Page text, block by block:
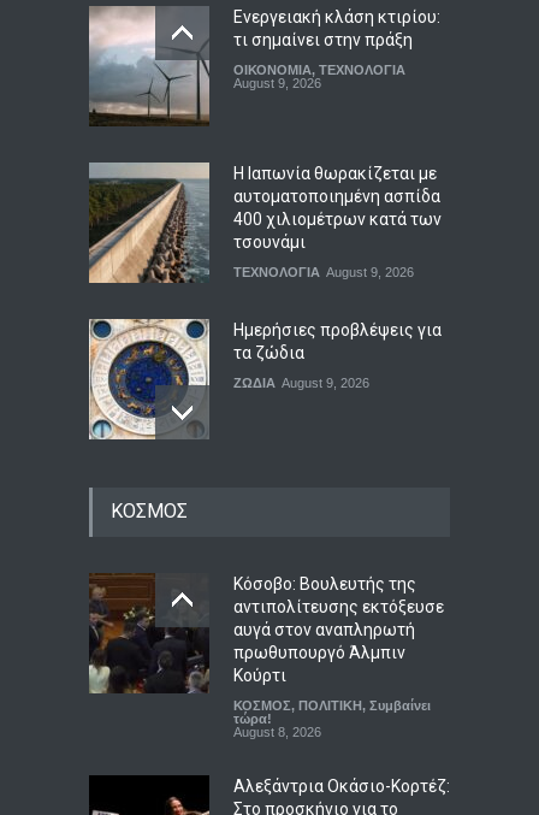
Ενεργειακή κλάση κτιρίου:
τι σημαίνει στην πράξη
ΟΙΚΟΝΟΜΙΑ, ΤΕΧΝΟΛΟΓΙΑ
August 9, 2026
Η Ιαπωνία θωρακίζεται με
αυτοματοποιημένη ασπίδα
400 χιλιομέτρων κατά των
τσουνάμι
ΤΕΧΝΟΛΟΓΙΑ August 9, 2026
Ημερήσιες προβλέψεις για
τα ζώδια
ΖΩΔΙΑ August 9, 2026
Μεσογειακή διατροφή: τι
δείχνουν τα επιστημονικά
δεδομένα
ΥΓΕΙΑ
ΚΟΣΜΟΣ
Κόσοβο: Βουλευτής της
αντιπολίτευσης εκτόξευσε
αυγά στον αναπληρωτή
πρωθυπουργό Άλμπιν
Κούρτι
ΚΟΣΜΟΣ, ΠΟΛΙΤΙΚΗ, Συμβαίνει
τώρα!
August 8, 2026
Αλεξάντρια Οκάσιο-Κορτέζ:
Στο προσκήνιο για το